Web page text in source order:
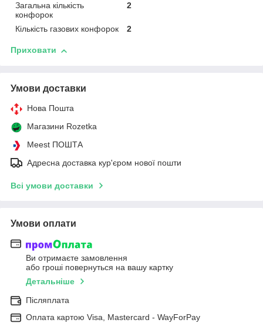
Загальна кількість
конфорок
2
Кількість газових конфорок 2
Приховати
Умови доставки
Нова Пошта
Магазини Rozetka
Meest ПОШТА
Адресна доставка кур'єром нової пошти
Всі умови доставки
Умови оплати
Ви отримаєте замовлення
або гроші повернуться на вашу картку
Детальніше
Післяплата
Оплата картою Visa, Mastercard - WayForPay